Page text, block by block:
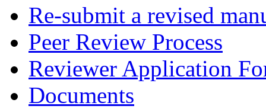
Re-submit a revised
Peer Review Process
Reviewer Application
Documents